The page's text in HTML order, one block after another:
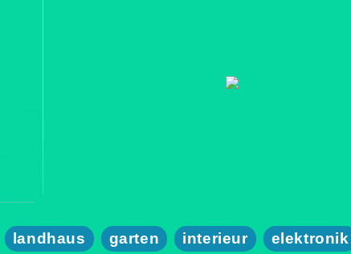
landhaus garten interieur elektronik